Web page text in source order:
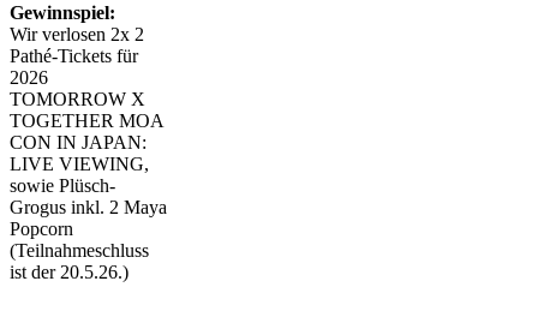
Gewinnspiel:
Wir verlosen 2x 2
Pathé-Tickets für
2026
TOMORROW X
TOGETHER MOA
CON IN JAPAN:
LIVE VIEWING,
sowie Plüsch-
Grogus inkl. 2 Maya
Popcorn
(Teilnahmeschluss
ist der 20.5.26.)